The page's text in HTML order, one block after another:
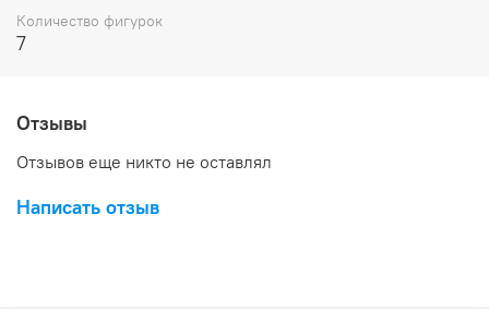
Количество фигурок
7
Отзывы
Отзывов еще никто не оставлял
Написать отзыв